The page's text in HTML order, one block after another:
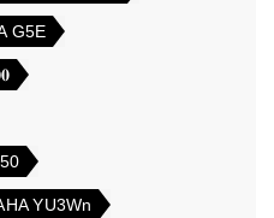
G5E
YU3Wn